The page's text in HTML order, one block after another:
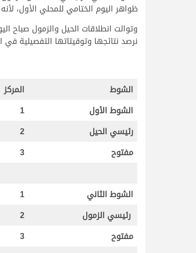
ظواهر اليوم الختامي للمحلي الأول،
نرصد نتائجها وتوقيتاتها التفصيلية في
الشوط المركز
الشوط الأول
1
رئيسي الحيل
2
مفتوح
3
الشوط الثاني 1
رئيسي الزمول
2
مفتوح
3